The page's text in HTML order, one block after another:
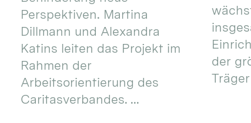
Perspektiven. Martina
Dillmann und Alexandra
Katins leiten das Projekt im
Rahmen der
Arbeitsorientierung des
Caritasverbandes. ...
der
Träger